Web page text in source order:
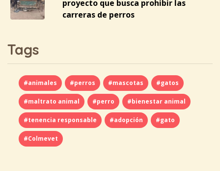
proyecto que busca prohibir las
carreras de perros
Tags
#animales #perros #mascotas #gatos
#maltrato animal #perro #bienestar animal
#tenencia responsable #adopción #gato
#Colmevet